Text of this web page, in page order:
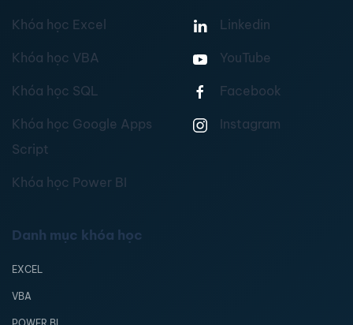
Khóa học Excel
Khóa học VBA
Khóa học SQL
Khóa học Google Apps
Script
Khóa học Power BI
Linkedin
YouTube
Facebook
Instagram
Danh mục khóa học
EXCEL
VBA